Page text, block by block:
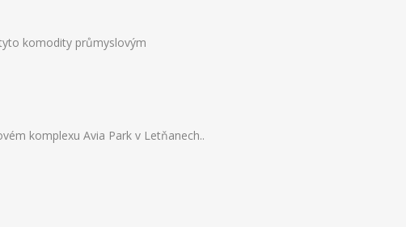
komodity průmyslovým
komplexu Avia Park v Letňanech..